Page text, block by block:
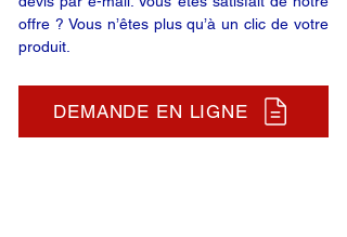
offre ? Vous n’êtes plus qu’à un clic de votre
produit.
DEMANDE EN LIGNE